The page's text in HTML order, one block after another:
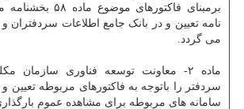
برمبنای فاکتورهای
نامه تعیین و در بانک جامع اطلاعات سردفتران و
می گردد.
ماده ۲- معاونت توسعه فناوری سازمان
سردفتر را باتوجه به فاکتورهای مربوطه
سامانه های مربوطه برای مشاهده عموم بارگذاری